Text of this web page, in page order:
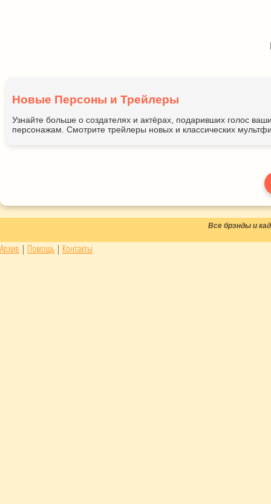
Новые Персоны и Трейлеры
Узнайте больше о создателях и актёрах, подаривших голос
персонажам. Смотрите трейлеры новых и классических
Все брэнды и
Архив | Помощь | Контакты